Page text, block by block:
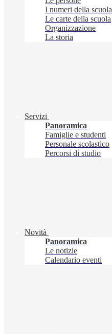
I numeri della scuola
Le carte della scuola
Organizzazione
La storia
Servizi
Panoramica
Famiglie e studenti
Personale scolastico
Percorsi di studio
Novità
Panoramica
Le notizie
Calendario eventi